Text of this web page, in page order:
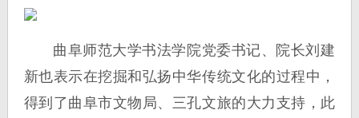
曲阜师范大学书法学院党委书记、院长刘建
新也表示在挖掘和弘扬中华传统文化的过程中，
得到了曲阜市文物局、三孔文旅的大力支持，此